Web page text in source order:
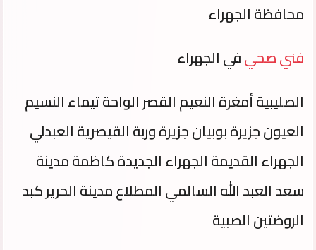
محافظة الجهراء
فني صحيفي الجهراء
الصليبية أمغرة النعيم القصر الواحة تيماء النسيم
العيون جزيرة بوبيان جزيرة وربة القيصرية العبدلي
الجهراء القديمة الجهراء الجديدة كاظمة مدينة
سعد العبد الله السالمي المطلاع مدينة الحرير كبد
الروضتين الصبية